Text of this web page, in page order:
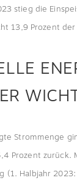
stieg die
13,9 Prozent
Strommenge
Prozent zurück.
(1. Halbjahr